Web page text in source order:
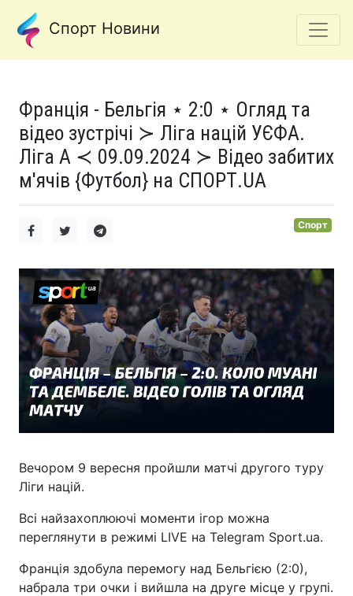
Спорт Новини
Франція - Бельгія ⋆ 2:0 ⋆ Огляд та
відео зустрічі ≻ Ліга націй УЄФА.
Ліга A ≺ 09.09.2024 ≻ Відео забитих
м'ячів {Футбол} на СПОРТ.UA
Спорт
Вечором 9 вересня пройшли матчі другого туру
Ліги націй.
Всі найзахоплюючі моменти ігор можна
переглянути в режимі LIVE на Telegram Sport.ua.
Франція здобула перемогу над Бельгією (2:0),
набрала три очки і вийшла на друге місце у групі.